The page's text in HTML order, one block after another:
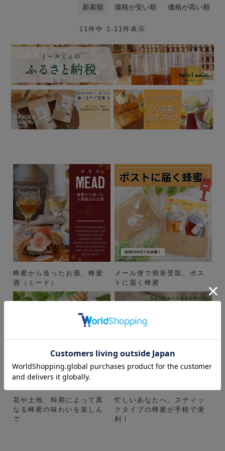
新着順 価格が安い順 価格が高い順
11件中 1- 11件表示
蜂蜜から造ったお酒、蜂蜜
酒（ミード）
メール便で簡単受取。ポス
トに届く蜂蜜
花や土地、時期によって異
なる蜂蜜の味わいを楽しん
で
忙しいあなたへ。スティッ
クタイプの蜂蜜が手軽で便
利！